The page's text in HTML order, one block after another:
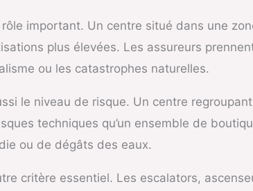
important. Un centre situé dans une
plus élevées. Les assureurs
ou les catastrophes naturelles.
le niveau de risque. Un centre
techniques qu’un ensemble de
ou de dégâts des eaux.
critère essentiel. Les escalators,